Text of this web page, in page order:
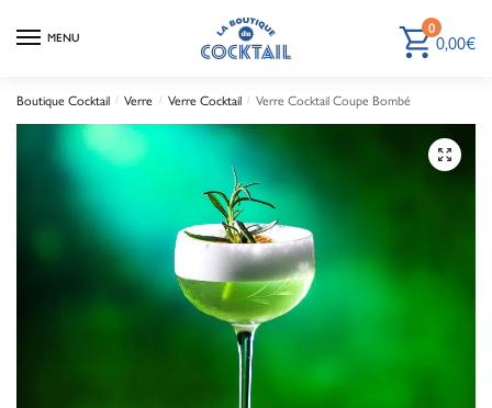
MENU 0
0,00€
Boutique Cocktail / Verre / Verre Cocktail / Verre Cocktail Coupe Bombé
🔍